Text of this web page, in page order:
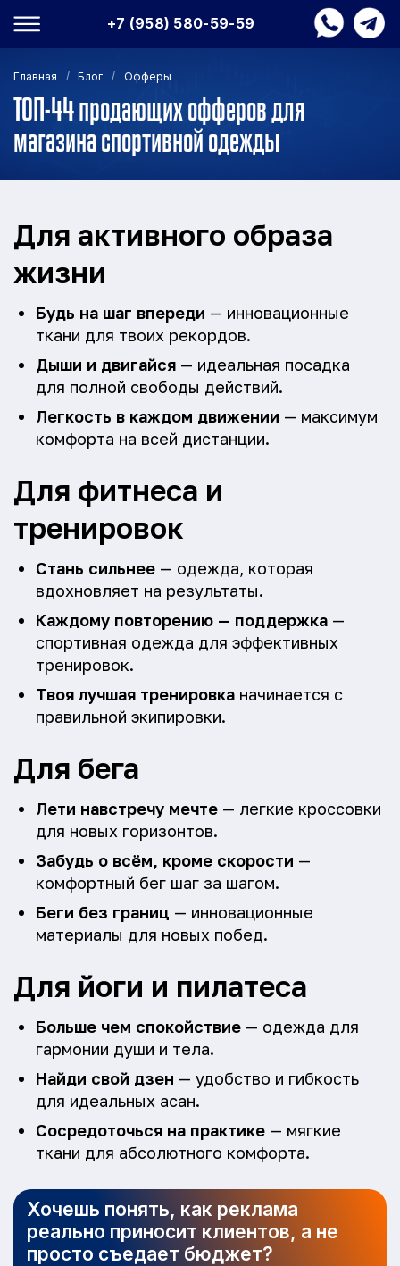
+7 (958) 580-59-59
Главная / Блог / Офферы
ТОП-44 продающих офферов для
магазина спортивной одежды
Для активного образа
жизни
Будь на шаг впереди — инновационные
ткани для твоих рекордов.
Дыши и двигайся — идеальная посадка
для полной свободы действий.
Легкость в каждом движении — максимум
комфорта на всей дистанции.
Для фитнеса и
тренировок
Стань сильнее — одежда, которая
вдохновляет на результаты.
Каждому повторению — поддержка —
спортивная одежда для эффективных
тренировок.
Твоя лучшая тренировка начинается с
правильной экипировки.
Для бега
Лети навстречу мечте — легкие кроссовки
для новых горизонтов.
Забудь о всём, кроме скорости —
комфортный бег шаг за шагом.
Беги без границ — инновационные
материалы для новых побед.
Для йоги и пилатеса
Больше чем спокойствие — одежда для
гармонии души и тела.
Найди свой дзен — удобство и гибкость
для идеальных асан.
Сосредоточься на практике — мягкие
ткани для абсолютного комфорта.
Хочешь понять, как реклама
реально приносит клиентов, а не
просто съедает бюджет?